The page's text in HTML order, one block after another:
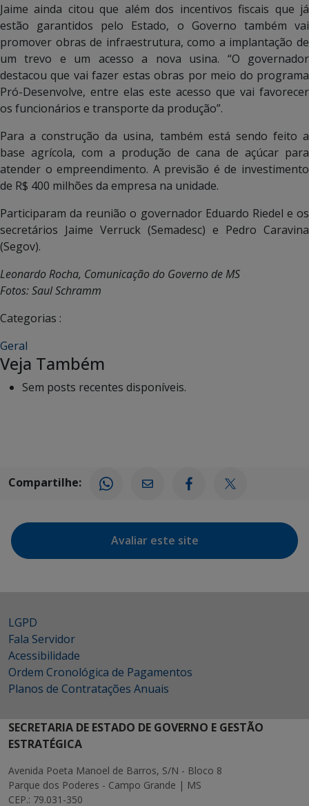
Jaime ainda citou que além dos incentivos fiscais que já
estão garantidos pelo Estado, o Governo também vai
promover obras de infraestrutura, como a implantação de
um trevo e um acesso a nova usina. “O governador
destacou que vai fazer estas obras por meio do programa
Pró-Desenvolve, entre elas este acesso que vai favorecer
os funcionários e transporte da produção”.
Para a construção da usina, também está sendo feito a
base agrícola, com a produção de cana de açúcar para
atender o empreendimento. A previsão é de investimento
de R$ 400 milhões da empresa na unidade.
Participaram da reunião o governador Eduardo Riedel e os
secretários Jaime Verruck (Semadesc) e Pedro Caravina
(Segov).
Leonardo Rocha, Comunicação do Governo de MS
Fotos: Saul Schramm
Categorias :
Geral
Veja Também
Sem posts recentes disponíveis.
Compartilhe:
Avaliar este site
LGPD
Fala Servidor
Acessibilidade
Ordem Cronológica de Pagamentos
Planos de Contratações Anuais
SECRETARIA DE ESTADO DE GOVERNO E GESTÃO
ESTRATÉGICA
Avenida Poeta Manoel de Barros, S/N - Bloco 8
Parque dos Poderes - Campo Grande | MS
CEP.: 79.031-350